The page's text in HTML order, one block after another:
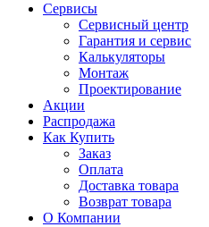
Сервисы
Сервисный центр
Гарантия и сервис
Калькуляторы
Монтаж
Проектирование
Акции
Распродажа
Как Купить
Заказ
Оплата
Доставка товара
Возврат товара
О Компании